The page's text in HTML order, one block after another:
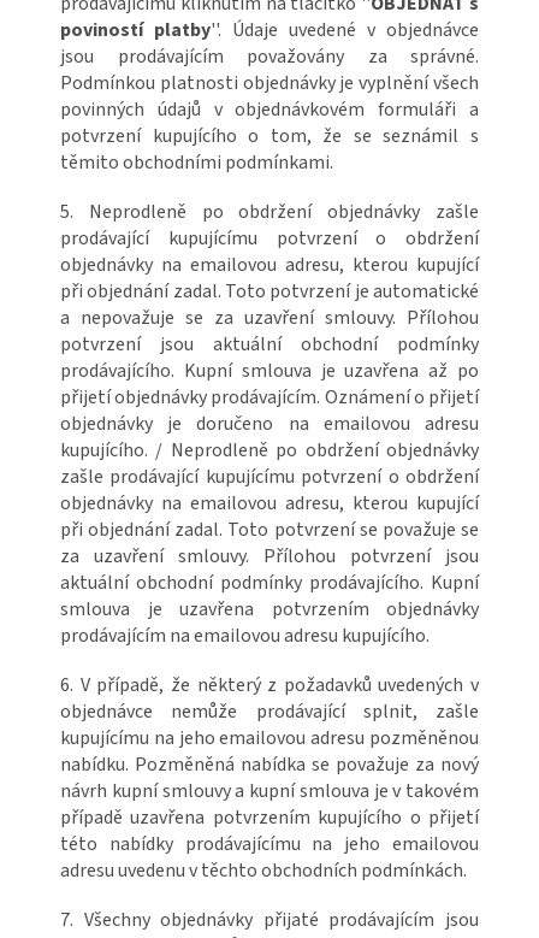
poviností platby''. Údaje uvedené v objednávce
jsou prodávajícím považovány za správné.
Podmínkou platnosti objednávky je vyplnění všech
povinných údajů v objednávkovém formuláři a
potvrzení kupujícího o tom, že se seznámil s
těmito obchodními podmínkami.
5. Neprodleně po obdržení objednávky zašle
prodávající kupujícímu potvrzení o obdržení
objednávky na emailovou adresu, kterou kupující
při objednání zadal. Toto potvrzení je automatické
a nepovažuje se za uzavření smlouvy. Přílohou
potvrzení jsou aktuální obchodní podmínky
prodávajícího. Kupní smlouva je uzavřena až po
přijetí objednávky prodávajícím. Oznámení o přijetí
objednávky je doručeno na emailovou adresu
kupujícího. / Neprodleně po obdržení objednávky
zašle prodávající kupujícímu potvrzení o obdržení
objednávky na emailovou adresu, kterou kupující
při objednání zadal. Toto potvrzení se považuje se
za uzavření smlouvy. Přílohou potvrzení jsou
aktuální obchodní podmínky prodávajícího. Kupní
smlouva je uzavřena potvrzením objednávky
prodávajícím na emailovou adresu kupujícího.
6. V případě, že některý z požadavků uvedených v
objednávce nemůže prodávající splnit, zašle
kupujícímu na jeho emailovou adresu pozměněnou
nabídku. Pozměněná nabídka se považuje za nový
návrh kupní smlouvy a kupní smlouva je v takovém
případě uzavřena potvrzením kupujícího o přijetí
této nabídky prodávajícímu na jeho emailovou
adresu uvedenu v těchto obchodních podmínkách.
7. Všechny objednávky přijaté prodávajícím jsou